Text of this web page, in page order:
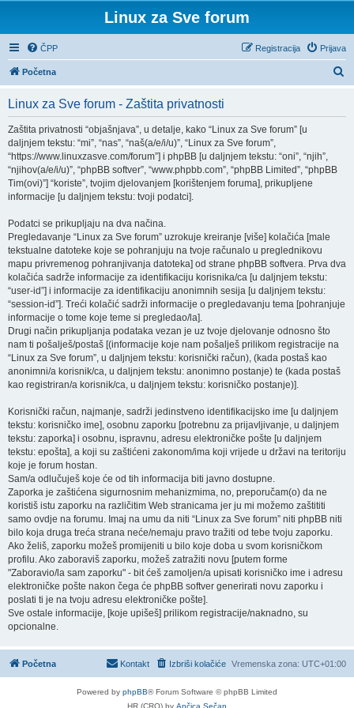
Linux za Sve forum
ČPP Prijava
Registracija
Početna
Linux za Sve forum - Zaštita privatnosti
Zaštita privatnosti “objašnjava”, u detalje, kako “Linux za Sve forum” [u
daljnjem tekstu: “mi”, “nas”, “naš(a/e/i/u)”, “Linux za Sve forum”,
“https://www.linuxzasve.com/forum”] i phpBB [u daljnjem tekstu: “oni”, “njih”,
“njihov(a/e/i/u)”, “phpBB softver”, “www.phpbb.com”, “phpBB Limited”, “phpBB
Tim(ovi)”] “koriste”, tvojim djelovanjem [korištenjem foruma], prikupljene
informacije [u daljnjem tekstu: tvoji podatci].
Podatci se prikupljaju na dva načina.
Pregledavanje “Linux za Sve forum” uzrokuje kreiranje [više] kolačića [male
tekstualne datoteke koje se pohranjuju na tvoje računalo u preglednikovu
mapu privremenog pohranjivanja datoteka] od strane phpBB softvera. Prva dva
kolačića sadrže informacije za identifikaciju korisnika/ca [u daljnjem tekstu:
“user-id”] i informacije za identifikaciju anonimnih sesija [u daljnjem tekstu:
“session-id”]. Treći kolačić sadrži informacije o pregledavanju tema [pohranjuje
informacije o tome koje teme si pregledao/la].
Drugi način prikupljanja podataka vezan je uz tvoje djelovanje odnosno što
nam ti pošalješ/postaš [(informacije koje nam pošalješ prilikom registracije na
“Linux za Sve forum”, u daljnjem tekstu: korisnički račun), (kada postaš kao
anonimni/a korisnik/ca, u daljnjem tekstu: anonimno postanje) te (kada postaš
kao registriran/a korisnik/ca, u daljnjem tekstu: korisničko postanje)].
Korisnički račun, najmanje, sadrži jedinstveno identifikacijsko ime [u daljnjem
tekstu: korisničko ime], osobnu zaporku [potrebnu za prijavljivanje, u daljnjem
tekstu: zaporka] i osobnu, ispravnu, adresu elektroničke pošte [u daljnjem
tekstu: epošta], a koji su zaštićeni zakonom/ima koji vrijede u državi na teritoriju
koje je forum hostan.
Sam/a odlučuješ koje će od tih informacija biti javno dostupne.
Zaporka je zaštićena sigurnosnim mehanizmima, no, preporučam(o) da ne
koristiš istu zaporku na različitim Web stranicama jer ju mi možemo zaštititi
samo ovdje na forumu. Imaj na umu da niti “Linux za Sve forum” niti phpBB niti
bilo koja druga treća strana neće/nemaju pravo tražiti od tebe tvoju zaporku.
Ako želiš, zaporku možeš promijeniti u bilo koje doba u svom korisničkom
profilu. Ako zaboraviš zaporku, možeš zatražiti novu [putem forme
"Zaboravio/la sam zaporku" - bit ćeš zamoljen/a upisati korisničko ime i adresu
elektroničke pošte nakon čega će phpBB softver generirati novu zaporku i
poslati ti je na tvoju adresu elektroničke pošte].
Sve ostale informacije, [koje upišeš] prilikom registracije/naknadno, su
opcionalne.
Početna Vremenska zona: UTC+01:00
Izbriši kolačiće
Kontakt
Powered by phpBB® Forum Software © phpBB Limited
HR (CRO) by Ančica Sečan